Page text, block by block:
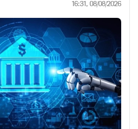
16:31, 08/08/2026